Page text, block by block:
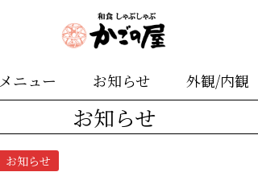
メニュー お知らせ 外観/内観
お知らせ
お知らせ